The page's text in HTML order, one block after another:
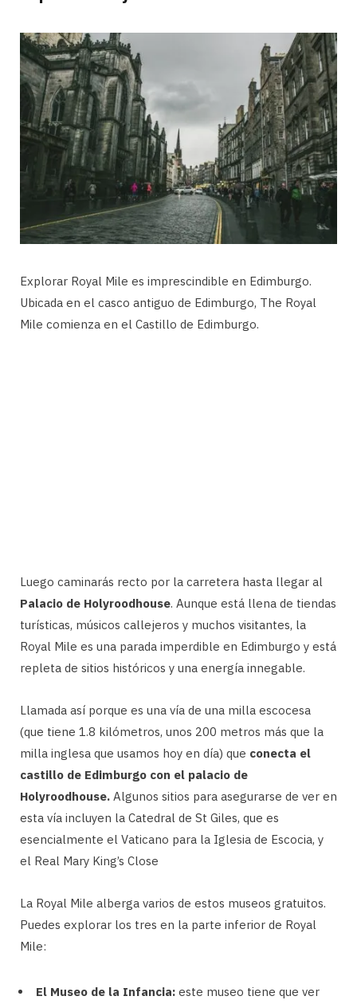
Explorar Royal Mile es imprescindible en Edimburgo.
Ubicada en el casco antiguo de Edimburgo, The Royal
Mile comienza en el Castillo de Edimburgo.
Luego caminarás recto por la carretera hasta llegar al
Palacio de Holyroodhouse. Aunque está llena de tiendas
turísticas, músicos callejeros y muchos visitantes, la
Royal Mile es una parada imperdible en Edimburgo y está
repleta de sitios históricos y una energía innegable.
Llamada así porque es una vía de una milla escocesa
(que tiene 1.8 kilómetros, unos 200 metros más que la
milla inglesa que usamos hoy en día) que conecta el
castillo de Edimburgo con el palacio de
Holyroodhouse. Algunos sitios para asegurarse de ver en
esta vía incluyen la Catedral de St Giles, que es
esencialmente el Vaticano para la Iglesia de Escocia, y
el Real Mary King’s Close
La Royal Mile alberga varios de estos museos gratuitos.
Puedes explorar los tres en la parte inferior de Royal
Mile:
El Museo de la Infancia: este museo tiene que ver